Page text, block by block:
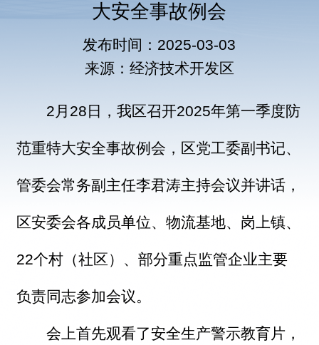
大安全事故例会
发布时间：2025-03-03
来源：经济技术开发区
2月28日，我区召开2025年第一季度防
范重特大安全事故例会，区党工委副书记、
管委会常务副主任李君涛主持会议并讲话，
区安委会各成员单位、物流基地、岗上镇、
22个村（社区）、部分重点监管企业主要
负责同志参加会议。
会上首先观看了安全生产警示教育片，